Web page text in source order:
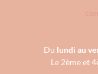
Du lundi au
Le 2ème et